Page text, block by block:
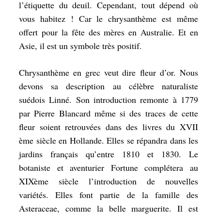
l’étiquette du deuil. Cependant, tout dépend où
vous habitez ! Car le chrysanthème est même
offert pour la fête des mères en Australie. Et en
Asie, il est un symbole très positif.
Chrysanthème en grec veut direfleur d’or. Nous
devons sa description au célèbre naturaliste
suédois Linné. Son introduction remonte à 1779
par Pierre Blancard même si des traces de cette
fleur soient retrouvées dans des livres du XVII
ème siècle en Hollande. Elles se répandra dans les
jardins français qu’entre 1810 et 1830. Le
botaniste et aventurier Fortune complétera au
XIXème siècle l’introduction de nouvelles
variétés. Elles font partie de la famille des
Asteraceae, comme la belle marguerite. Il est